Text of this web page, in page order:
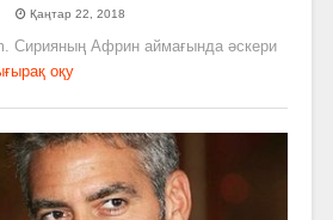
Қаңтар 22, 2018
Сирияның Африн аймағында әскери
оқу